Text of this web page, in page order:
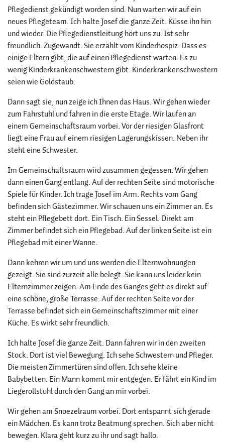
Pflegedienst gekündigt worden sind. Nun warten wir auf ein
neues Pflegeteam. Ich halte Josef die ganze Zeit. Küsse ihn hin
und wieder. Die Pflegedienstleitung hört uns zu. Ist sehr
freundlich. Zugewandt. Sie erzählt vom Kinderhospiz. Dass es
einige Eltern gibt, die auf einen Pflegedienst warten. Es zu
wenig Kinderkrankenschwestern gibt. Kinderkrankenschwestern
seien wie Goldstaub.
Dann sagt sie, nun zeige ich Ihnen das Haus. Wir gehen wieder
zum Fahrstuhl und fahren in die erste Etage. Wir laufen an
einem Gemeinschaftsraum vorbei. Vor der riesigen Glasfront
liegt eine Frau auf einem riesigen Lagerungskissen. Neben ihr
steht eine Schwester.
Im Gemeinschaftsraum wird zusammen gegessen. Wir gehen
dann einen Gang entlang. Auf der rechten Seite sind motorische
Spiele für Kinder. Ich trage Josef im Arm. Rechts vom Gang
befinden sich Gästezimmer. Wir schauen uns ein Zimmer an. Es
steht ein Pflegebett dort. Ein Tisch. Ein Sessel. Direkt am
Zimmer befindet sich ein Pflegebad. Auf der linken Seite ist ein
Pflegebad mit einer Wanne.
Dann kehren wir um und uns werden die Elternwohnungen
gezeigt. Sie sind zurzeit alle belegt. Sie kann uns leider kein
Elternzimmer zeigen. Am Ende des Ganges geht es direkt auf
eine schöne, große Terrasse. Auf der rechten Seite vor der
Terrasse befindet sich ein Gemeinschaftszimmer mit einer
Küche. Es wirkt sehr freundlich.
Ich halte Josef die ganze Zeit. Dann fahren wir in den zweiten
Stock. Dort ist viel Bewegung. Ich sehe Schwestern und Pfleger.
Die meisten Zimmertüren sind offen. Ich sehe kleine
Babybetten. Ein Mann kommt mir entgegen. Er fährt ein Kind im
Liegerollstuhl durch den Gang an mir vorbei.
Wir gehen am Snoezelraum vorbei. Dort entspannt sich gerade
ein Mädchen. Es kann trotz Beatmung sprechen. Sich aber nicht
bewegen. Klara geht kurz zu ihr und sagt hallo.